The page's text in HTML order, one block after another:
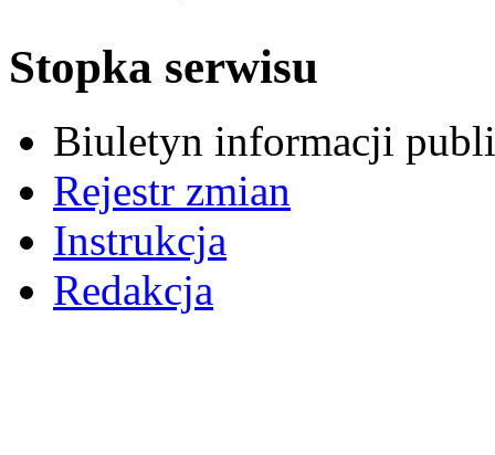
Stopka serwisu
Biuletyn informacji
Rejestr zmian
Instrukcja
Redakcja